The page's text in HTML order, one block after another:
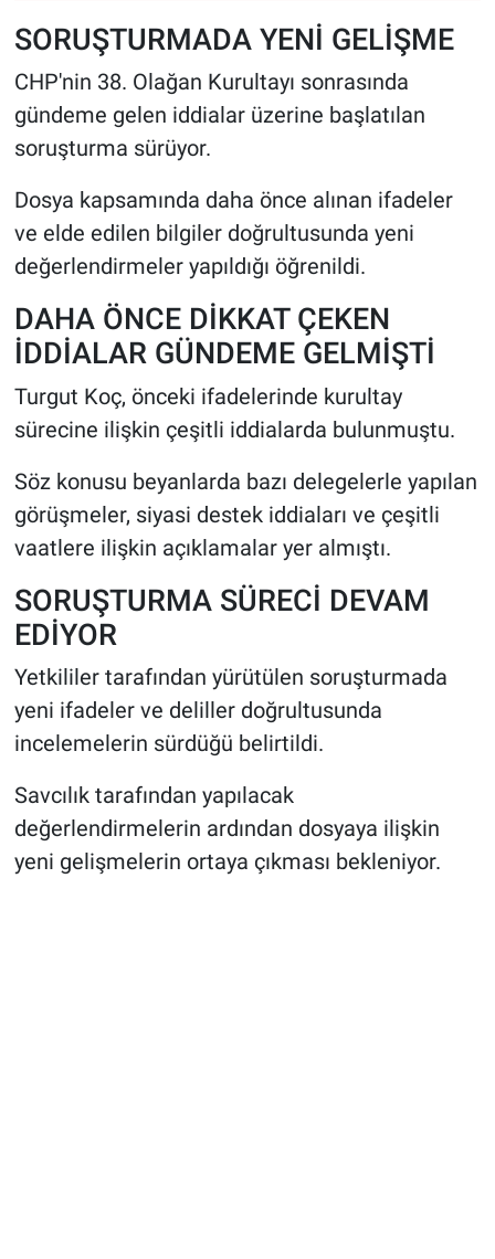
SORUŞTURMADA YENİ GELİŞME
CHP'nin 38. Olağan Kurultayı sonrasında
gündeme gelen iddialar üzerine başlatılan
soruşturma sürüyor.
Dosya kapsamında daha önce alınan ifadeler
ve elde edilen bilgiler doğrultusunda yeni
değerlendirmeler yapıldığı öğrenildi.
DAHA ÖNCE DİKKAT ÇEKEN
İDDİALAR GÜNDEME GELMİŞTİ
Turgut Koç, önceki ifadelerinde kurultay
sürecine ilişkin çeşitli iddialarda bulunmuştu.
Söz konusu beyanlarda bazı delegelerle yapılan
görüşmeler, siyasi destek iddiaları ve çeşitli
vaatlere ilişkin açıklamalar yer almıştı.
SORUŞTURMA SÜRECİ DEVAM
EDİYOR
Yetkililer tarafından yürütülen soruşturmada
yeni ifadeler ve deliller doğrultusunda
incelemelerin sürdüğü belirtildi.
Savcılık tarafından yapılacak
değerlendirmelerin ardından dosyaya ilişkin
yeni gelişmelerin ortaya çıkması bekleniyor.